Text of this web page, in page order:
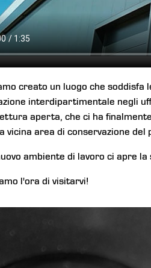
creato un luogo che soddisfa
interdipartimentale negli
aperta, che ci ha
vicina area di conservazione
ambiente di lavoro ci apre
l'ora di visitarvi!